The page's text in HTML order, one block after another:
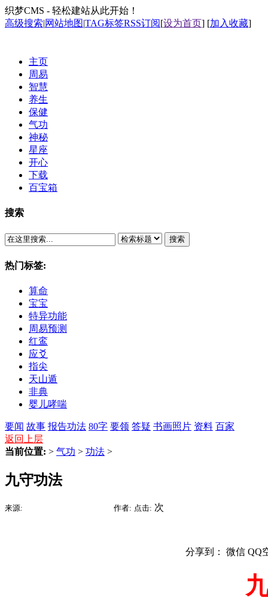
织梦CMS - 轻松建站从此开始！
高级搜索|网站地图|TAG标签RSS订阅[设为首页] [加入收藏]
主页
周易
智慧
养生
保健
气功
神秘
星座
开心
下载
百宝箱
搜索
搜索
热门标签:
算命
宝宝
特异功能
周易预测
红鸾
应爻
指尖
天山遁
非典
婴儿哮喘
要闻 故事 报告功法 80字 要领 答疑 书画照片 资料 百家
返回上层
当前位置: > 气功 > 功法 >
九守功法
来源: 作者: 点击: 次
分享到： 微信 QQ